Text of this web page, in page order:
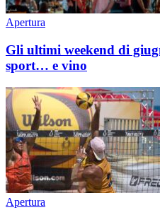
Apertura
Gli ultimi weekend di
sport… e vino
Apertura